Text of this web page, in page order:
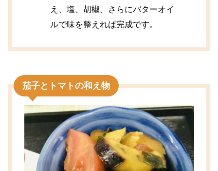
え、塩、胡椒、さらにバターオイ
ルで味を整えれば完成です。
茄子とトマトの和え物